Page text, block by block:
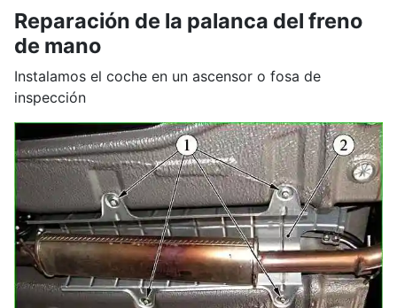
Reparación de la palanca del freno
de mano
Instalamos el coche en un ascensor o fosa de
inspección